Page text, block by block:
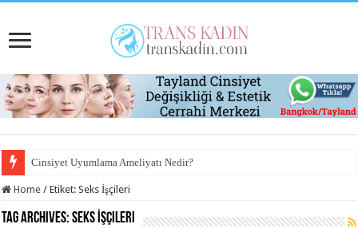
Cinsiyet Uyumlama Ameliyatı Nedir?
Home / Etiket:Seks İşçileri
Tag Archives:Seks İşçileri